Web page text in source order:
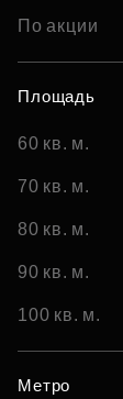
По акции
Площадь
60 кв. м.
70 кв. м.
80 кв. м.
90 кв. м.
100 кв. м.
Метро